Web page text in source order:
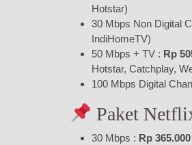
Hotstar)
30 Mbps Non Digital
IndiHomeTV)
50 Mbps + TV : Rp
Hotstar, Catchplay,
100 Mbps Digital
Paket
30 Mbps : Rp 365.000